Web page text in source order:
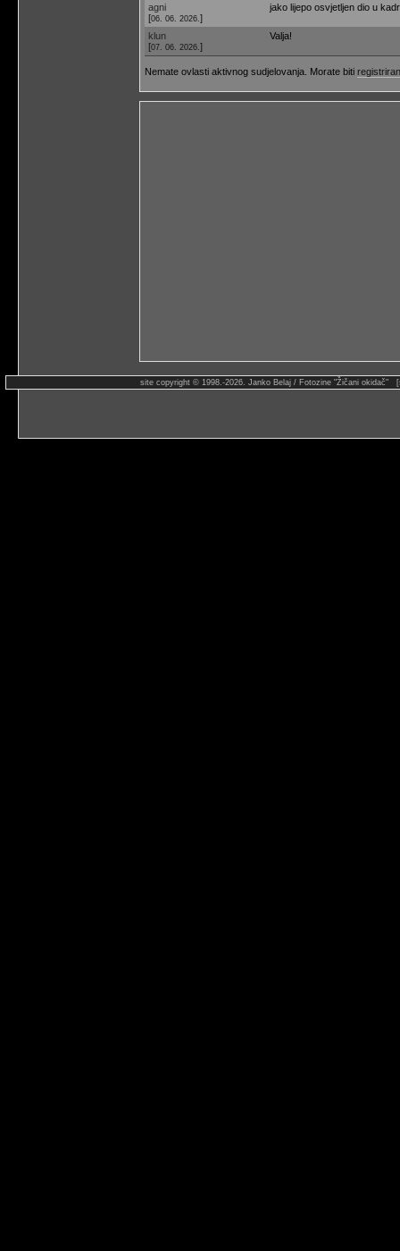
agni
[06. 06. 2026. ]
jako lijepo osvjetljen dio u
klun
[07. 06. 2026. ]
Valja!
Nemate ovlasti aktivnog sudjelovanja. Morate biti
site copyright © 1998.-2026. Janko Belaj / Fotozine "Žičani okidač"